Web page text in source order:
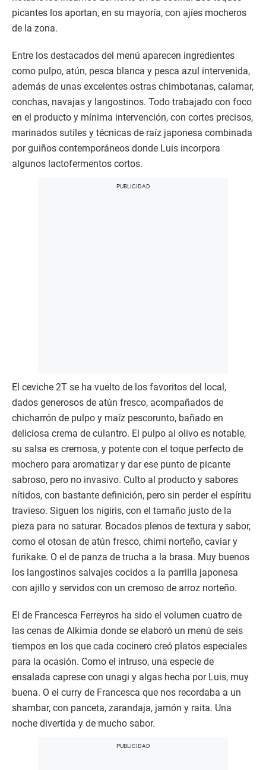
picantes los aportan, en su mayoría, con ajíes mocheros
de la zona.
Entre los destacados del menú aparecen ingredientes
como pulpo, atún, pesca blanca y pesca azul intervenida,
además de unas excelentes ostras chimbotanas, calamar,
conchas, navajas y langostinos. Todo trabajado con foco
en el producto y mínima intervención, con cortes precisos,
marinados sutiles y técnicas de raíz japonesa combinada
por guiños contemporáneos donde Luis incorpora
algunos lactofermentos cortos.
El ceviche 2T se ha vuelto de los favoritos del local,
dados generosos de atún fresco, acompañados de
chicharrón de pulpo y maíz pescorunto, bañado en
deliciosa crema de culantro. El pulpo al olivo es notable,
su salsa es cremosa, y potente con el toque perfecto de
mochero para aromatizar y dar ese punto de picante
sabroso, pero no invasivo. Culto al producto y sabores
nítidos, con bastante definición, pero sin perder el espíritu
travieso. Siguen los nigiris, con el tamaño justo de la
pieza para no saturar. Bocados plenos de textura y sabor,
como el otosan de atún fresco, chimi norteño, caviar y
furikake. O el de panza de trucha a la brasa. Muy buenos
los langostinos salvajes cocidos a la parrilla japonesa
con ajillo y servidos con un cremoso de arroz norteño.
El de Francesca Ferreyros ha sido el volumen cuatro de
las cenas de Alkimia donde se elaboró un menú de seis
tiempos en los que cada cocinero creó platos especiales
para la ocasión. Como el intruso, una especie de
ensalada caprese con unagi y algas hecha por Luis, muy
buena. O el curry de Francesca que nos recordaba a un
shambar, con panceta, zarandaja, jamón y raita. Una
noche divertida y de mucho sabor.